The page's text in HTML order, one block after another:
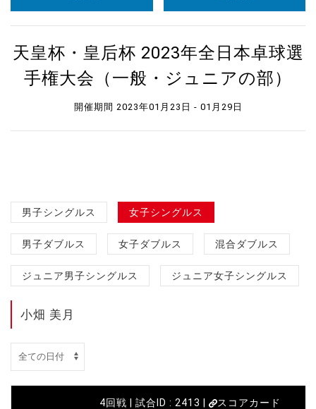
天皇杯・皇后杯 2023年全日本卓球選
手権大会（一般・ジュニアの部）
開催期間 2023年01月23日 - 01月29日
男子シングルス 女子シングルス
男子ダブルス 女子ダブルス 混合ダブルス
ジュニア男子シングルス ジュニア女子シングルス
小畑 美月
4回戦 | 試合ID : 2413 | スコアカード